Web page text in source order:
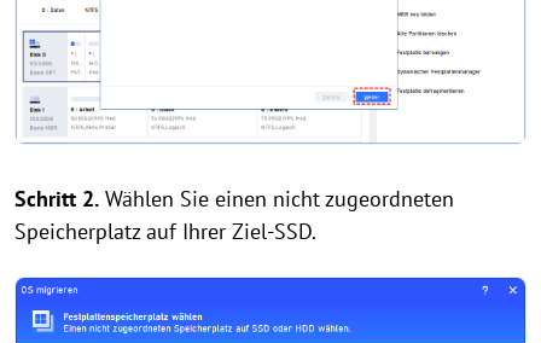
Schritt 2. Wählen Sie einen nicht zugeordneten
Speicherplatz auf Ihrer Ziel-SSD.